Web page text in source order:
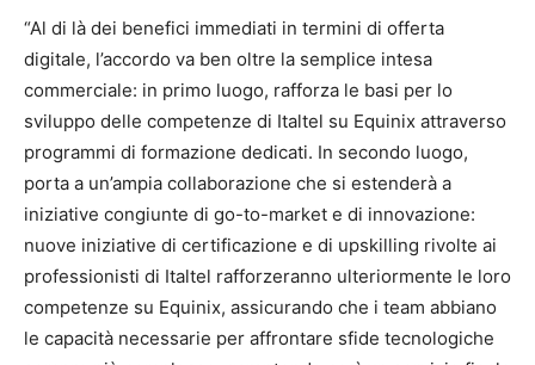
“Al di là dei benefici immediati in termini di offerta
digitale, l’accordo va ben oltre la semplice intesa
commerciale: in primo luogo, rafforza le basi per lo
sviluppo delle competenze di Italtel su Equinix attraverso
programmi di formazione dedicati. In secondo luogo,
porta a un’ampia collaborazione che si estenderà a
iniziative congiunte di go-to-market e di innovazione:
nuove iniziative di certificazione e di upskilling rivolte ai
professionisti di Italtel rafforzeranno ulteriormente le loro
competenze su Equinix, assicurando che i team abbiano
le capacità necessarie per affrontare sfide tecnologiche